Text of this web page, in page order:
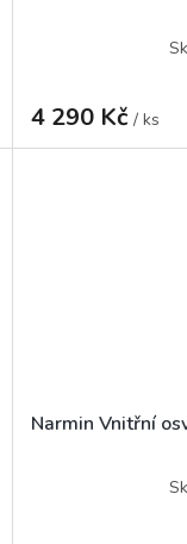
4 290 Kč / ks
Narmin Vnitřní